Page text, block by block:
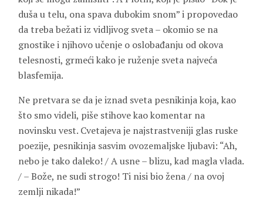
duša u telu, ona spava dubokim snom” i propovedao
da treba bežati iz vidljivog sveta – okomio se na
gnostike i njihovo učenje o oslobađanju od okova
telesnosti, grmeći kako je ruženje sveta najveća
blasfemija.
Ne pretvara se da je iznad sveta pesnikinja koja, kao
što smo videli, piše stihove kao komentar na
novinsku vest. Cvetajeva je najstrastveniji glas ruske
poezije, pesnikinja sasvim ovozemaljske ljubavi: “Ah,
nebo je tako daleko! / A usne – blizu, kad magla vlada.
/ – Bože, ne sudi strogo! Ti nisi bio žena / na ovoj
zemlji nikada!”